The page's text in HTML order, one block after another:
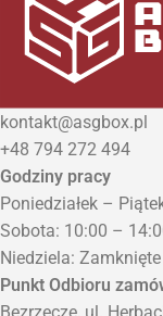
kontakt@asgbox.pl
+48 794 272 494
Godziny pracy
Poniedziałek –
Sobota: 10:00 –
Niedziela: Zamknięte
Punkt Odbioru
Bezrzecze, ul.